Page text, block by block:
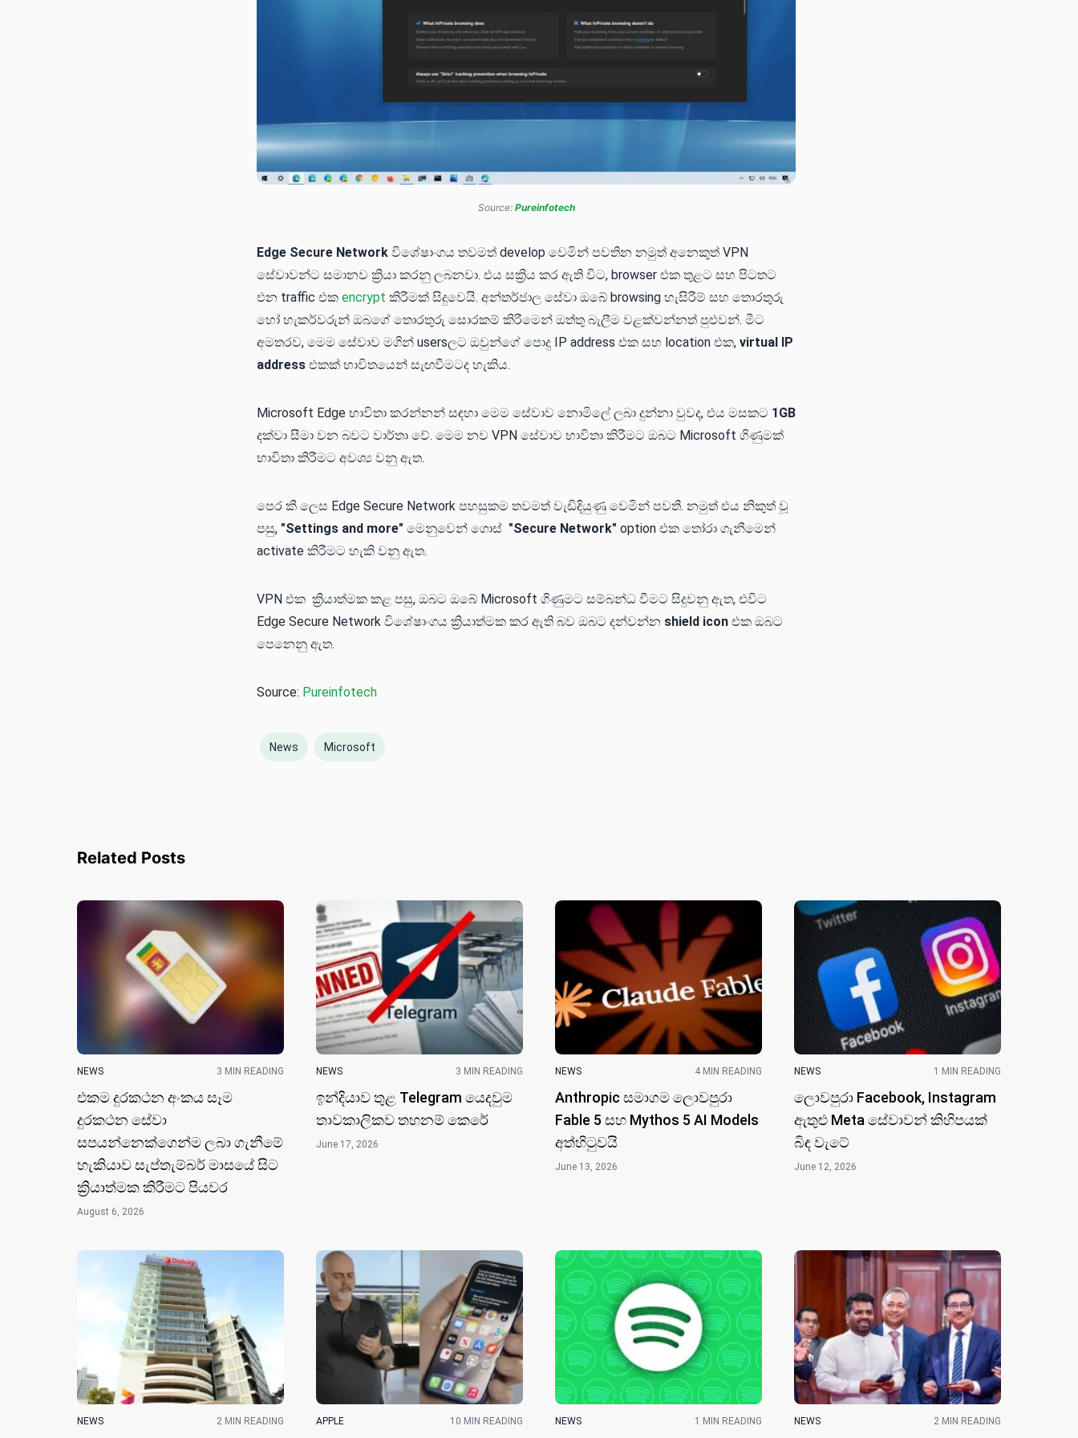
Source: Pureinfotech
Edge Secure Network විශේෂාංගය තවමත් develop වෙමින් පවතින නමුත් අනෙකුත් VPN
සේවාවන්ට සමානව ක්‍රියා කරනු ලබනවා. එය සක්‍රිය කර ඇති විට, browser එක තුළට සහ පිටතට
එන traffic එක encrypt කිරීමක් සිදුවෙයි. අන්තර්ජාල සේවා ඔබේ browsing හැසිරීම් සහ තොරතුරු
හෝ හැකර්වරුන් ඔබගේ තොරතුරු සොරකම් කිරීමෙන් ඔත්තු බැලීම වළක්වන්නත් පුළුවන්. මීට
අමතරව, මෙම සේවාව මගින් usersලට ඔවුන්ගේ පොදු IP address එක සහ location එක, virtual IP
address එකක් භාවිතයෙන් සැඟවීමටද හැකිය.
Microsoft Edge භාවිතා කරන්නන් සඳහා මෙ​ම සේවාව නොමිලේ ලබා දුන්​නා වුවද, එය මසකට 1GB
දක්වා සීමා වන බවට වාර්තා වේ. මෙම න​ව VPN සේවාව භාවිතා කිරීමට ඔබට Microsoft ගිණුමක්
භාවිතා කිරීමට අවශ්‍ය වනු ඇත.
පෙර කී ලෙස Edge Secure Network පහසුක​ම තවමත් වැඩිදියුණු වෙමින් පවතී. නමුත් එය නිකුත් වූ
පසු, "Settings and more" මෙනුවෙන් ගොස් "Secure Network" option එක තෝරා ගැනීමෙන්
activate කිරීමට හැකි වනු ඇත.
VPN එක ක්‍රියාත්මක කළ පසු, ඔබට ඔබේ Microsoft ගිණුමට සම්බන්ධ වීමට සිදුවනු ඇත, එවිට
Edge Secure Network විශේෂාංගය ක්‍රියාත්මක කර ඇති බව ඔබට දන්වන්න shield icon එක ඔබට
පෙනෙනු ඇත.
Source: Pureinfotech
News Microsoft
Related Posts
NEWS 3 MIN READING
එකම දුරකථන අංකය සෑම
දුරකථන සේවා
සපයන්නෙක්ගෙන්ම ලබා ගැනීමේ
හැකියාව සැප්තැම්බර් මාසයේ සිට
ක්‍රියාත්මක කිරීමට පියවර
August 6, 2026
NEWS 3 MIN READING
ඉන්දියාව තුළ Telegram යෙදවුම
තාවකාලිකව තහනම් කෙරේ
June 17, 2026
NEWS 4 MIN READING
Anthropic සමාගම ලොවපුරා
Fable 5 සහ Mythos 5 AI Models
අත්හිටුවයි
June 13, 2026
NEWS 1 MIN READING
ලොවපුරා Facebook, Instagram
ඇතුළු Meta සේවාවන් කිහිපයක්
බිඳ වැටේ
June 12, 2026
NEWS 2 MIN READING APPLE 10 MIN READING NEWS 1 MIN READING NEWS 2 MIN READING